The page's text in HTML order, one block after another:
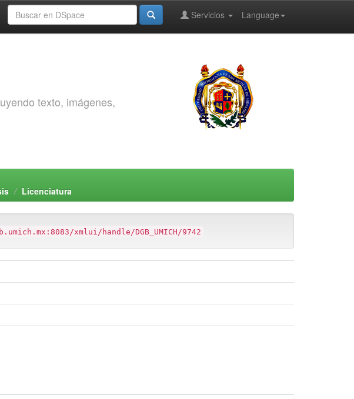
Language
Servicios
texto, imágenes,
Licenciatura
xmlui/handle/DGB_UMICH/9742